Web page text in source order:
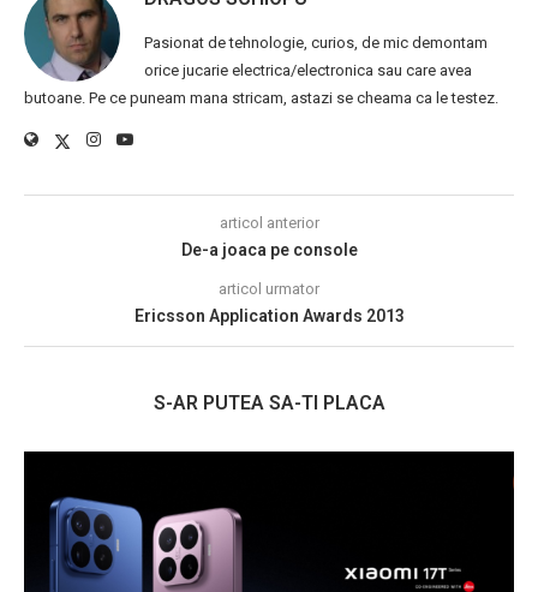
Pasionat de tehnologie, curios, de mic demontam
orice jucarie electrica/electronica sau care avea
butoane. Pe ce puneam mana stricam, astazi se cheama ca le testez.
articol anterior
De-a joaca pe console
articol urmator
Ericsson Application Awards 2013
S-AR PUTEA SA-TI PLACA